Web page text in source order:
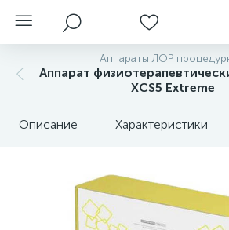
Аппараты ЛОР
Аппарат
XCS5 Extreme
Описание Характеристики